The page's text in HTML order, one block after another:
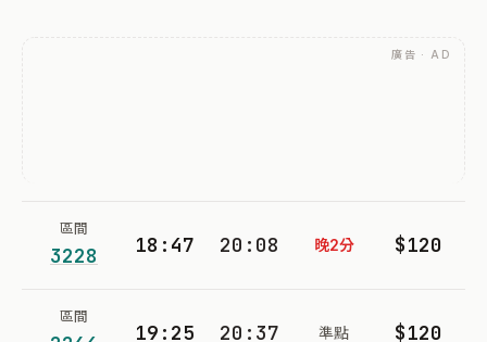
廣告 · AD
區間
3228 18:47 20:08 晚2分 $120
區間
19:25 20:37 準點 $120